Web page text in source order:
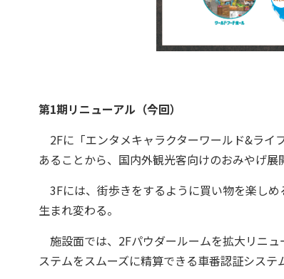
第1期リニューアル（今回）
2Fに「エンタメキャラクターワールド&ライ
あることから、国内外観光客向けのおみやげ展
3Fには、街歩きをするように買い物を楽し
生まれ変わる。
施設面では、2Fパウダールームを拡大リニ
ステムをスムーズに精算できる車番認証システ